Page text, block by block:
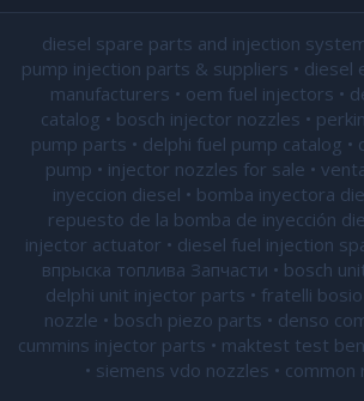
diesel spare parts and injection
pump injection parts & suppliers • diesel
manufacturers • oem fuel injectors •
catalog • bosch injector nozzles •
pump parts • delphi fuel pump catalog
pump • injector nozzles for sale •
inyeccion diesel • bomba inyectora
repuesto de la bomba de inyección
injector actuator • diesel fuel injection
впрыска топлива Запчасти • bosch
delphi unit injector parts • fratelli
nozzle • bosch piezo parts • denso
cummins injector parts • maktest test
• siemens vdo nozzles • common